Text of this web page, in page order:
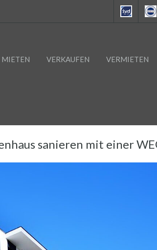
MIETEN VERKAUFEN VERMIETEN
sanieren mit einer